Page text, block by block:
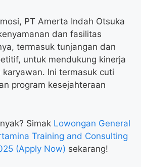
PT Amerta Indah Otsuka
dan fasilitas
termasuk tunjangan dan
untuk mendukung kinerja
Ini termasuk cuti
program kesejahteraan
Simak Lowongan General
Training and Consulting
(Apply Now) sekarang!